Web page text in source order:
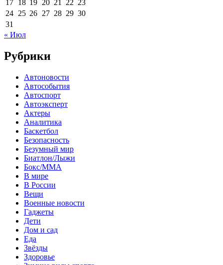
17 18 19 20 21 22 23
24 25 26 27 28 29 30
31
« Июл
Рубрики
Автоновости
Автособытия
Автоспорт
Автоэксперт
Актеры
Аналитика
Баскетбол
Безопасность
Безумный мир
Биатлон/Лыжи
Бокс/MMA
В мире
В России
Вещи
Военные новости
Гаджеты
Дети
Дом и сад
Еда
Звёзды
Здоровье